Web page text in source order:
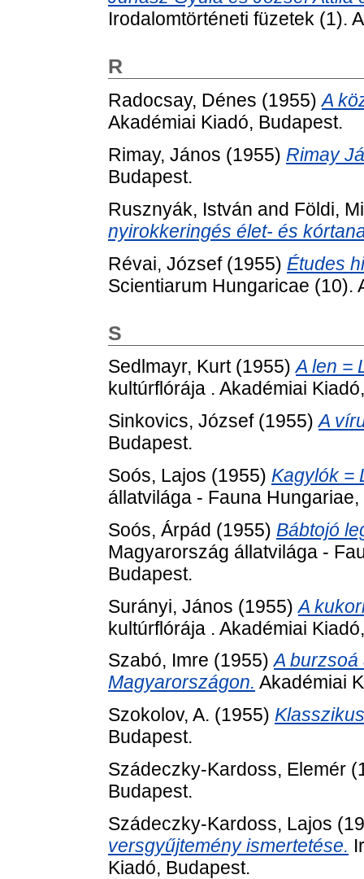
Irodalomtörténeti füzetek (1).
R
Radocsay, Dénes (1955)A
Akadémiai Kiadó, Budapest.
Rimay, János (1955) Rimay
Budapest.
Rusznyák, István and Földi,
nyirokkeringés élet- és
Révai, József(1955) Études
Scientiarum Hungaricae (10).
S
Sedlmayr, Kurt(1955)A len =
kultúrflórája . Akadémiai
Sinkovics, József(1955)A
Budapest.
Soós, Lajos (1955) Kagylók =
állatvilága - Fauna
Soós, Árpád (1955) Bábtojó
Magyarország állatvilága -
Budapest.
Surányi, János (1955)A
kultúrflórája . Akadémiai
Szabó, Imre (1955)A burzsoá
Magyarországon. Akadémiai
Szokolov, A. (1955)
Budapest.
Szádeczky-Kardoss, Elemér
Budapest.
Szádeczky-Kardoss, Lajos
versgyűjtemény ismertetése.
Kiadó, Budapest.